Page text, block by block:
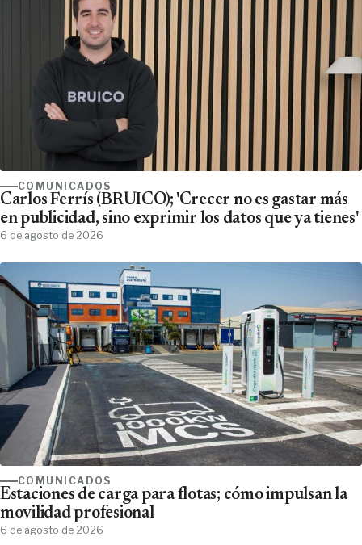
COMUNICADOS
Carlos Ferrís (BRUICO); 'Crecer no es gastar más
en publicidad, sino exprimir los datos que ya tienes'
6 de agosto de 2026
COMUNICADOS
Estaciones de carga para flotas; cómo impulsan la
movilidad profesional
6 de agosto de 2026